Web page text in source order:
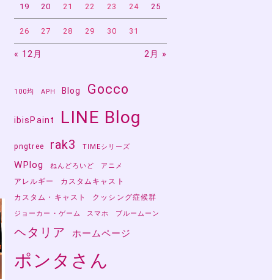
19 20 21 22 23 24 25
26 27 28 29 30 31
« 12月 2月 »
100均 APH Blog Gocco
ibisPaint LINE Blog
pngtree rak3 TIMEシリーズ
WPlog ねんどろいど アニメ
アレルギー
カスタムキャスト
カスタム・キャスト
クッシング症候群
ジョーカー・ゲーム スマホ ブルームーン
ヘタリア ホームページ
ポンタさん